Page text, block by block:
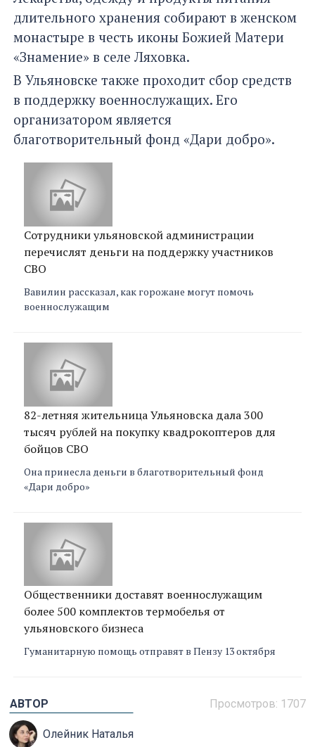
длительного хранения собирают в женском
монастыре в честь иконы Божией Матери
«Знамение» в селе Ляховка.
В Ульяновске также проходит сбор средств
в поддержку военнослужащих. Его
организатором является
благотворительный фонд «Дари добро».
Сотрудники ульяновской администрации
перечислят деньги на поддержку участников
СВО
Вавилин рассказал, как горожане могут помочь
военнослужащим
82-летняя жительница Ульяновска дала 300
тысяч рублей на покупку квадрокоптеров для
бойцов СВО
Она принесла деньги в благотворительный фонд
«Дари добро»
Общественники доставят военнослужащим
более 500 комплектов термобелья от
ульяновского бизнеса
Гуманитарную помощь отправят в Пензу 13 октября
Просмотров: 1707
АВТОР
Олейник Наталья